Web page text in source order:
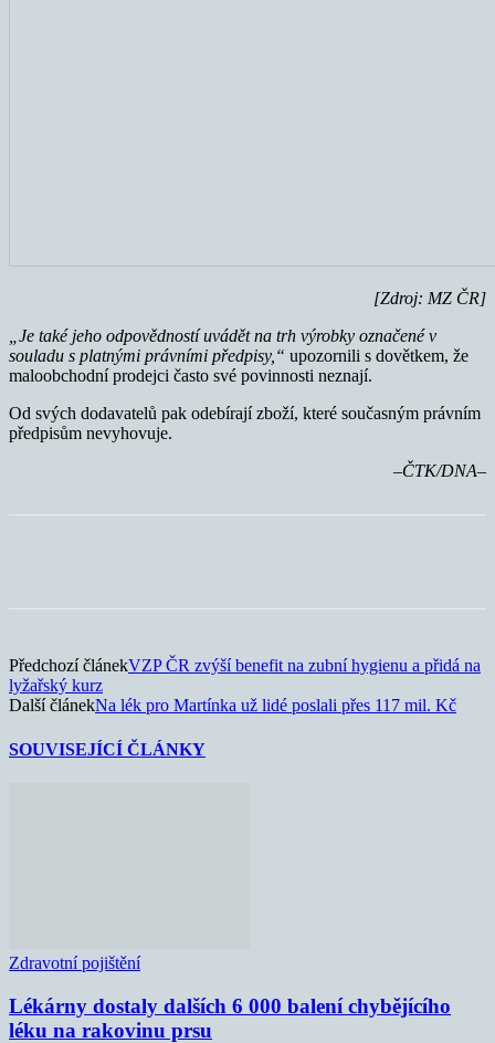
[Zdroj: MZ ČR]
„Je také jeho odpovědností uvádět na trh výrobky označené v
souladu s platnými právními předpisy,“ upozornili s dovětkem, že
maloobchodní prodejci často své povinnosti neznají.
Od svých dodavatelů pak odebírají zboží, které současným právním
předpisům nevyhovuje.
–ČTK/DNA–
Předchozí článekVZP ČR zvýší benefit na zubní hygienu a přidá na
lyžařský kurz
Další článekNa lék pro Martínka už lidé poslali přes 117 mil. Kč
SOUVISEJÍCÍ ČLÁNKY
Zdravotní pojištění
Lékárny dostaly dalších 6 000 balení chybějícího
léku na rakovinu prsu